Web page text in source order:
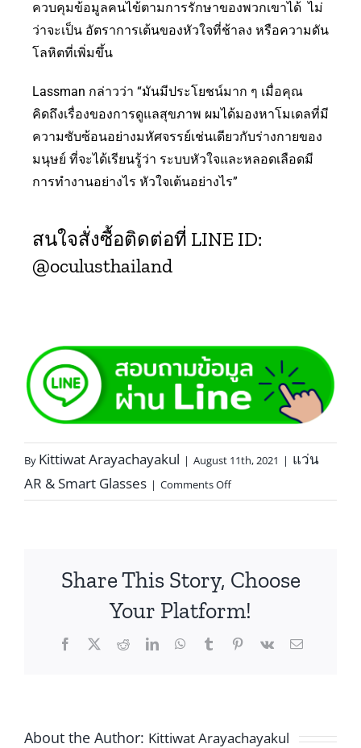
ควบคุมข้อมูลคนไข้ตามการรักษาของพวกเขาได้ ไม่
ว่าจะเป็น อัตราการเต้นของหัวใจที่ช้าลง หรือความดัน
โลหิตที่เพิ่มขึ้น
Lassman กล่าวว่า “มันมีประโยชน์มาก ๆ เมื่อคุณ
คิดถึงเรื่องของการดูแลสุขภาพ ผมได้มองหาโมเดลที่มี
ความซับซ้อนอย่างมหัศจรรย์เช่นเดียวกับร่างกายของ
มนุษย์ ที่จะได้เรียนรู้ว่า ระบบหัวใจและหลอดเลือดมี
การทำงานอย่างไร หัวใจเต้นอย่างไร”
สนใจสั่งซื้อติดต่อที่ LINE ID:
@oculusthailand
By Kittiwat Arayachayakul | August 11th, 2021 | แว่น
AR & Smart Glasses | Comments Off
Share This Story, Choose
Your Platform!
About the Author: Kittiwat Arayachayakul